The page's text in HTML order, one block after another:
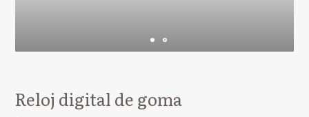
Reloj digital de goma